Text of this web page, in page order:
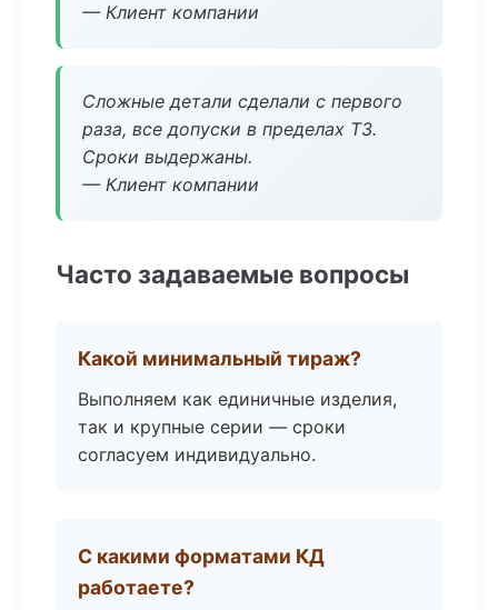
— Клиент компании
Сложные детали сделали с первого
раза, все допуски в пределах ТЗ.
Сроки выдержаны.
— Клиент компании
Часто задаваемые вопросы
Какой минимальный тираж?
Выполняем как единичные изделия,
так и крупные серии — сроки
согласуем индивидуально.
С какими форматами КД
работаете?